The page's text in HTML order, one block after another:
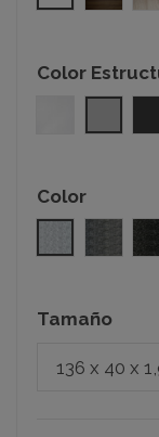
Color
Color
Tamaño